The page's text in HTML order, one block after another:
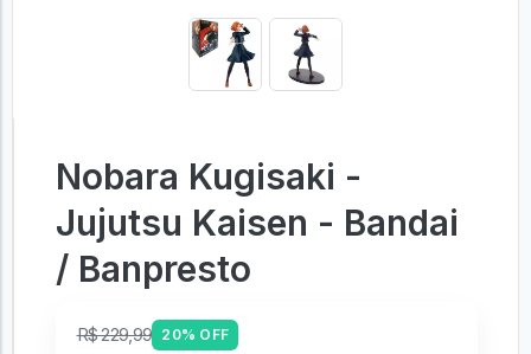
Nobara Kugisaki -
Jujutsu Kaisen - Bandai
/ Banpresto
R$ 229,99 20% OFF